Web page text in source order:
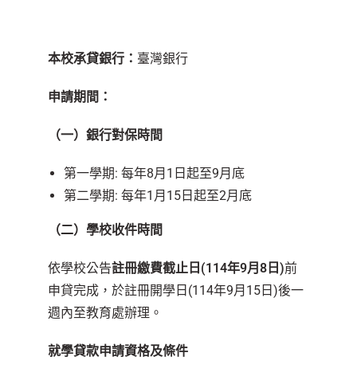
本校承貸銀行： 臺灣銀行
申請期間：
（一）銀行對保時間
第一學期: 每年8月1日起至9月底
第二學期: 每年1月15日起至2月底
（二）學校收件時間
依學校公告註冊繳費截止日(114年9月8日)前
申貸完成，於註冊開學日(114年9月15日)後一
週內至教育處辦理。
就學貸款申請資格及條件